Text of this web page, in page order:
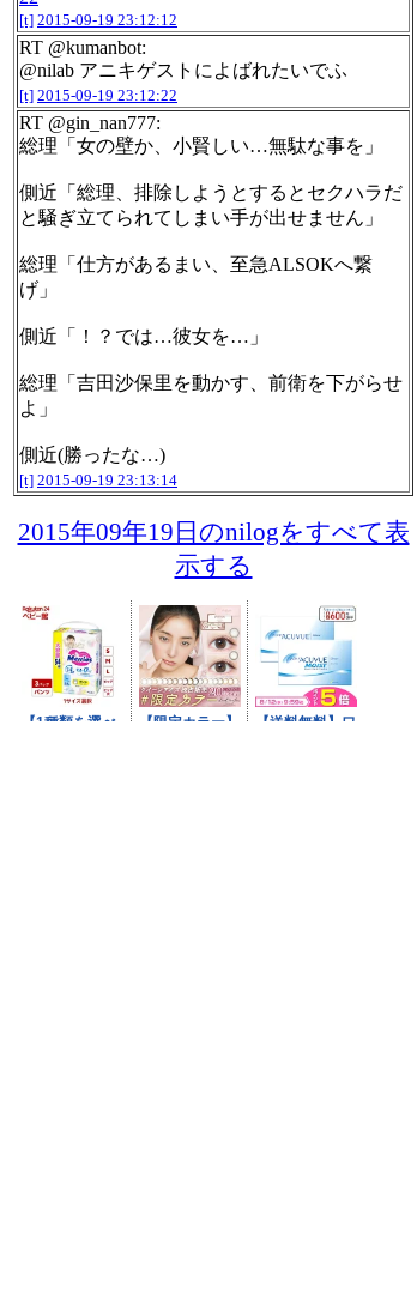
[t] 2015-09-19 23:12:12
RT @kumanbot:
@nilab アニキゲストによばれたいでふ
[t] 2015-09-19 23:12:22
RT @gin_nan777:
総理「女の壁か、小賢しい…無駄な事を」
側近「総理、排除しようとするとセクハラだ
と騒ぎ立てられてしまい手が出せません」
総理「仕方があるまい、至急ALSOKへ繋
げ」
側近「！？では…彼女を…」
総理「吉田沙保里を動かす、前衛を下がらせ
よ」
側近(勝ったな…)
[t] 2015-09-19 23:13:14
2015年09年19日のnilogをすべて表
示する